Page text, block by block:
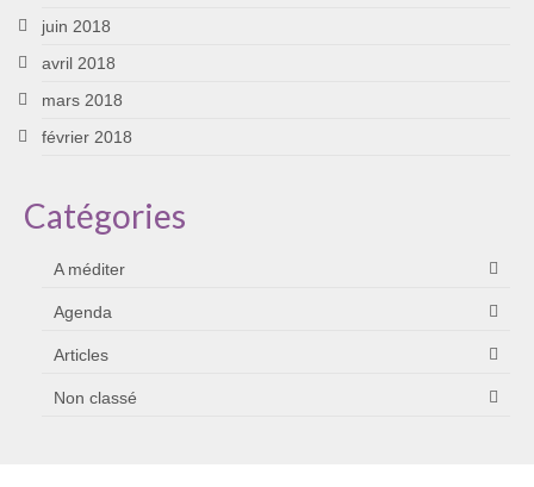
juin 2018
avril 2018
mars 2018
février 2018
Catégories
A méditer
Agenda
Articles
Non classé